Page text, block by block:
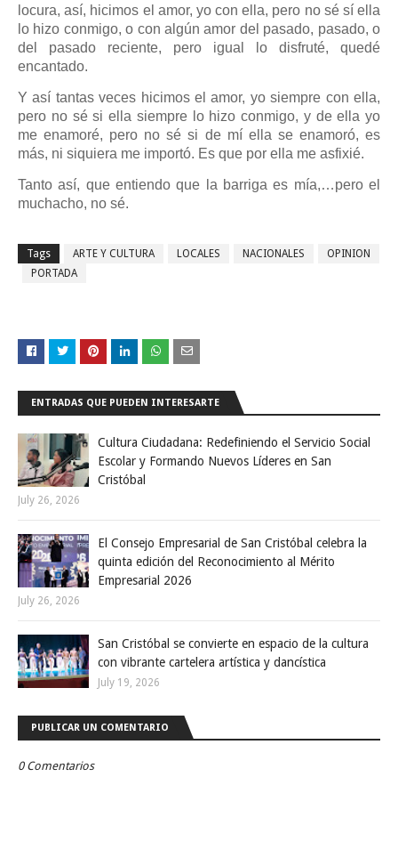
locura, así, hicimos el amor, yo con ella, pero no sé sí ella
lo hizo conmigo, o con algún amor del pasado, pasado, o
del pasado reciente, pero igual lo disfruté, quedé
encantado.
Y así tantas veces hicimos el amor, yo siempre con ella,
pero no sé si ella siempre lo hizo conmigo, y de ella yo
me enamoré, pero no sé si de mí ella se enamoró, es
más, ni siquiera me importó. Es que por ella me asfixié.
Tanto así, que entiendo que la barriga es mía,…pero el
muchacho, no sé.
Tags ARTE Y CULTURA LOCALES NACIONALES
OPINION
PORTADA
ENTRADAS QUE PUEDEN INTERESARTE
Cultura Ciudadana: Redefiniendo el Servicio Social
Escolar y Formando Nuevos Líderes en San
Cristóbal
July 26, 2026
El Consejo Empresarial de San Cristóbal celebra la
quinta edición del Reconocimiento al Mérito
Empresarial 2026
July 26, 2026
San Cristóbal se convierte en espacio de la cultura
con vibrante cartelera artística y dancística
July 19, 2026
PUBLICAR UN COMENTARIO
0 Comentarios